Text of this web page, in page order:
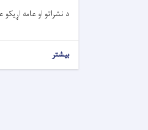
د نشراتو او عامه
بیشتر